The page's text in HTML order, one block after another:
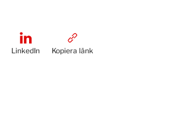
LinkedIn Kopiera länk